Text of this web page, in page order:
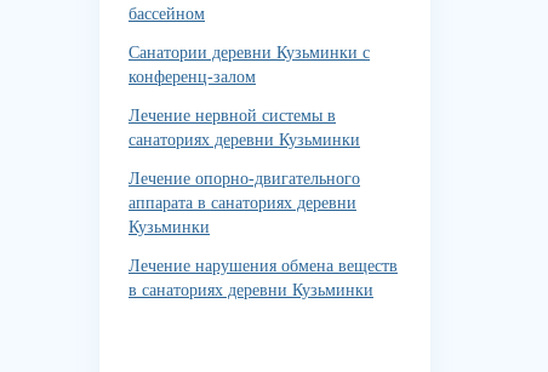
бассейном
Санатории деревни Кузьминки с
конференц-залом
Лечение нервной системы в
санаториях деревни Кузьминки
Лечение опорно-двигательного
аппарата в санаториях деревни
Кузьминки
Лечение нарушения обмена веществ
в санаториях деревни Кузьминки